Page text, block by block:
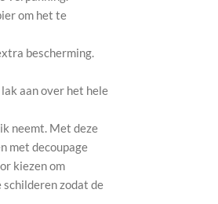
om het te
bescherming.
aan over het hele
neemt. Met deze
met decoupage
kiezen om
zodat de